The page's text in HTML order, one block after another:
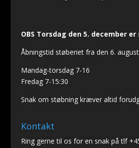
OBS Torsdag den 5. december
Åbningstid støberiet fra den 6.
Mandag-torsdag 7-16
Fredag 7-15:30
Snak om støbning kræver altid
Kontakt
Ring gerne til os for en snak på tlf